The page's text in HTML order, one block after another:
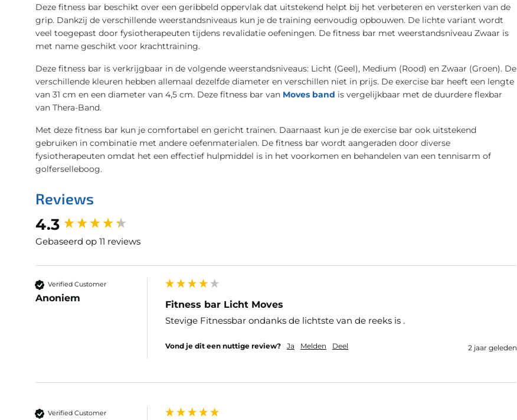
Deze fitness bar beschikt over een geribbeld oppervlak dat uitstekend helpt bij het verbeteren en versterken van de
grip. Dankzij de verschillende weerstandsniveaus kun je de training eenvoudig opbouwen. De lichte variant wordt
veel toegepast door fysiotherapeuten tijdens revalidatie oefeningen. De fitness bar met weerstandsniveau Zwaar is
met name geschikt voor krachttraining.
Deze fitness bar is verkrijgbaar in de volgende weerstandsniveaus: Licht (Geel), Medium (Rood) en Zwaar (Groen). De
verschillende kleuren hebben allemaal dezelfde diameter en verschillen niet in prijs. De exercise bar heeft een lengte
van 31 cm en een diameter van 4,5 cm. Deze fitness bar van Moves band is vergelijkbaar met de duurdere flexbar
van Thera-Band.
Met deze fitness bar kun je comfortabel en gericht trainen. Daarnaast kun je de exercise bar ook uitstekend
gebruiken in combinatie met andere oefenmaterialen. De fitness bar wordt aangeraden door diverse
fysiotherapeuten omdat het een effectief hulpmiddel is in het voorkomen en behandelen van een tennisarm of
golferselleboog.
Reviews
4.3
Gebaseerd op 11 reviews
Verified Customer
Anoniem
Fitness bar Licht Moves
Stevige Fitnessbar ondanks de lichtste van de reeks is .
Vond je dit een nuttige review? Ja Melden Deel 2 jaar geleden
Verified Customer
New content loaded